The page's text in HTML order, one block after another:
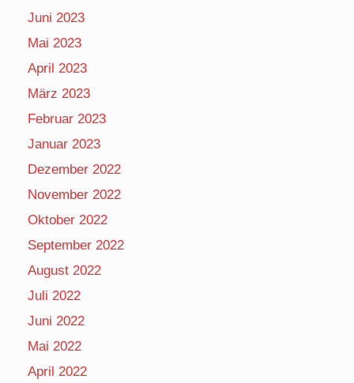
Juni 2023
Mai 2023
April 2023
März 2023
Februar 2023
Januar 2023
Dezember 2022
November 2022
Oktober 2022
September 2022
August 2022
Juli 2022
Juni 2022
Mai 2022
April 2022